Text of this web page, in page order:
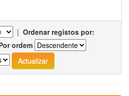
| Ordenar registos por:
ordem